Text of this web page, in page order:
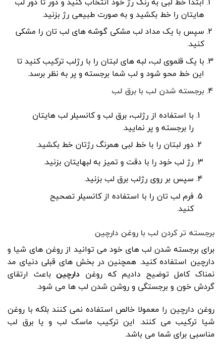
هایتان را خط بکشید و به صورت طبیعی رژ بزنید.
سپس با یک مداد لب مشکی گوشه های لب تان را مشکی
کنید.
با یک قلموی لب، لبه های لبتان را با رژلب ترکیب کنید تا
این خط محو شود و لب شما برجسته و پر به نظر برسد.
برجسته شدن لب با برق لب
با استفاده از رژلب، برق لب و کانسیلر لب هایتان
را برجسته و پر نمایید.
دور لبتان را با خط لبی همرنگ رژتان خط بکشید.
رژ لب خود را با دقت و تمیز به لبهایتان بزنید.
سپس بر روی رژلب برق لب بزنید.
فرم لب تان را با استفاده از کانسیلر تصحیح
کنید.
برجسته تر کردن لب با روغن دارچین
برای برجسته شدن لب های خود می توانید از روغن های شیا و
دارچین استفاده کنید. همچنین در بخش های قبلی دنیای مد
نمناک کامل توضیح دادیم که روغن دارچین باعث ارتقای
گردش خون و برجستگی و روشن شدن لب ها می شود.
روغن دارچین را معمولا خالص استفاده نمی کنند بلکه با روغن
شیا ترکیب می کنند. این ترکیب ماسک لب و یا برق لب
مناسبی برای شما می باشد.